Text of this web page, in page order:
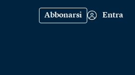
Abbonarsi Entra